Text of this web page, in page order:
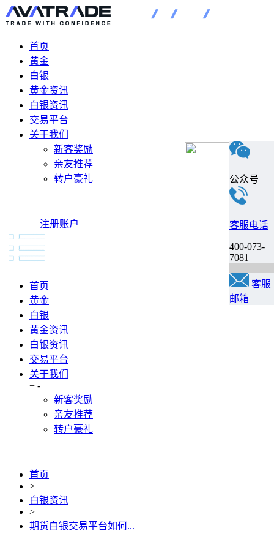
首页
黄金
白银
黄金资讯
白银资讯
交易平台
关于我们
新客奖励
亲友推荐
转户豪礼
注册账户
首页
黄金
白银
黄金资讯
白银资讯
交易平台
关于我们
+ -
新客奖励
亲友推荐
转户豪礼
首页
>
白银资讯
>
期货白银交易平台如何...
公众号
客服电话
400-073-
7081
客服
邮箱